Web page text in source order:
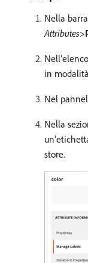
Nella
Attributes>
in
Nel
Nella
store.